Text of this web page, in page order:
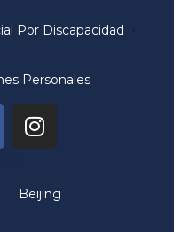
Por Discapacidad
Personales
Beijing